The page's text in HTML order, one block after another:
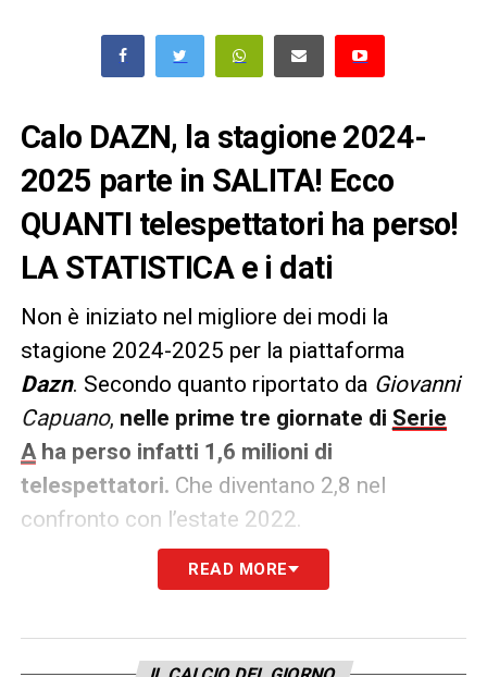
Calo DAZN, la stagione 2024-
2025 parte in SALITA! Ecco
QUANTI telespettatori ha perso!
LA STATISTICA e i dati
Non è iniziato nel migliore dei modi la
stagione 2024-2025 per la piattaforma
Dazn. Secondo quanto riportato da Giovanni
Capuano, nelle prime tre giornate di Serie
A ha perso infatti 1,6 milioni di
telespettatori. Che diventano 2,8 nel
confronto con l’estate 2022.
Auditeldi quanto accaduto
suonare più un campanello d’allarme. Si sono
READ MORE